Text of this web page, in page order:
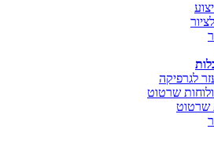
לגרפיקה
שרטוט
שרטוט